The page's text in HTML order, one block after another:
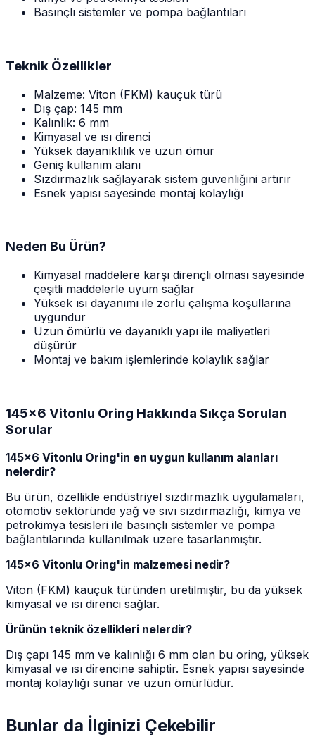
Basınçlı sistemler ve pompa bağlantıları
Teknik Özellikler
Malzeme: Viton (FKM) kauçuk türü
Dış çap: 145 mm
Kalınlık: 6 mm
Kimyasal ve ısı direnci
Yüksek dayanıklılık ve uzun ömür
Geniş kullanım alanı
Sızdırmazlık sağlayarak sistem güvenliğini artırır
Esnek yapısı sayesinde montaj kolaylığı
Neden Bu Ürün?
Kimyasal maddelere karşı dirençli olması sayesinde
çeşitli maddelerle uyum sağlar
Yüksek ısı dayanımı ile zorlu çalışma koşullarına
uygundur
Uzun ömürlü ve dayanıklı yapı ile maliyetleri
düşürür
Montaj ve bakım işlemlerinde kolaylık sağlar
145x6 Vitonlu Oring Hakkında Sıkça Sorulan
Sorular
145x6 Vitonlu Oring'in en uygun kullanım alanları
nelerdir?
Bu ürün, özellikle endüstriyel sızdırmazlık uygulamaları,
otomotiv sektöründe yağ ve sıvı sızdırmazlığı, kimya ve
petrokimya tesisleri ile basınçlı sistemler ve pompa
bağlantılarında kullanılmak üzere tasarlanmıştır.
145x6 Vitonlu Oring'in malzemesi nedir?
Viton (FKM) kauçuk türünden üretilmiştir, bu da yüksek
kimyasal ve ısı direnci sağlar.
Ürünün teknik özellikleri nelerdir?
Dış çapı 145 mm ve kalınlığı 6 mm olan bu oring, yüksek
kimyasal ve ısı direncine sahiptir. Esnek yapısı sayesinde
montaj kolaylığı sunar ve uzun ömürlüdür.
Bunlar da İlginizi Çekebilir